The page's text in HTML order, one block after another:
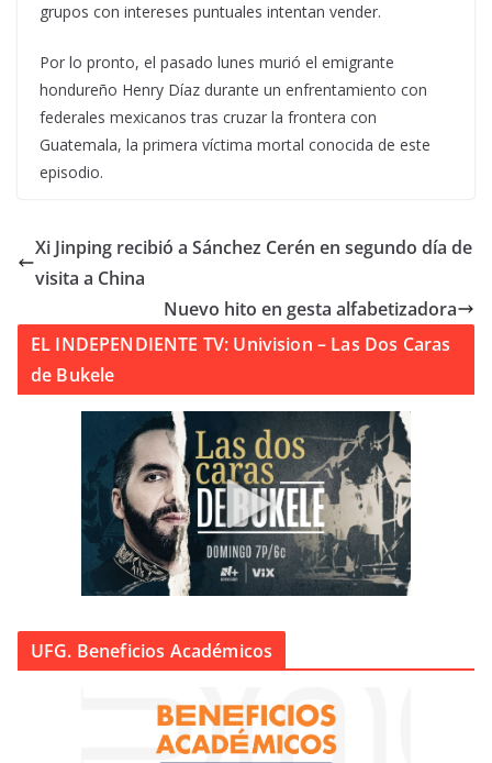
grupos con intereses puntuales intentan vender.
Por lo pronto, el pasado lunes murió el emigrante
hondureño Henry Díaz durante un enfrentamiento con
federales mexicanos tras cruzar la frontera con
Guatemala, la primera víctima mortal conocida de este
episodio.
Xi Jinping recibió a Sánchez Cerén en segundo día de
visita a China
Nuevo hito en gesta alfabetizadora
EL INDEPENDIENTE TV: Univision – Las Dos Caras
de Bukele
UFG. Beneficios Académicos